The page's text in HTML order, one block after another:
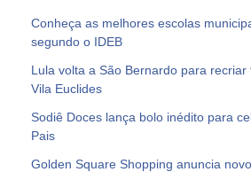
Conheça as melhores escolas
segundo o IDEB
Lula volta a São Bernardo para
Vila Euclides
Sodiê Doces lança bolo inédito para
Pais
Golden Square Shopping anuncia